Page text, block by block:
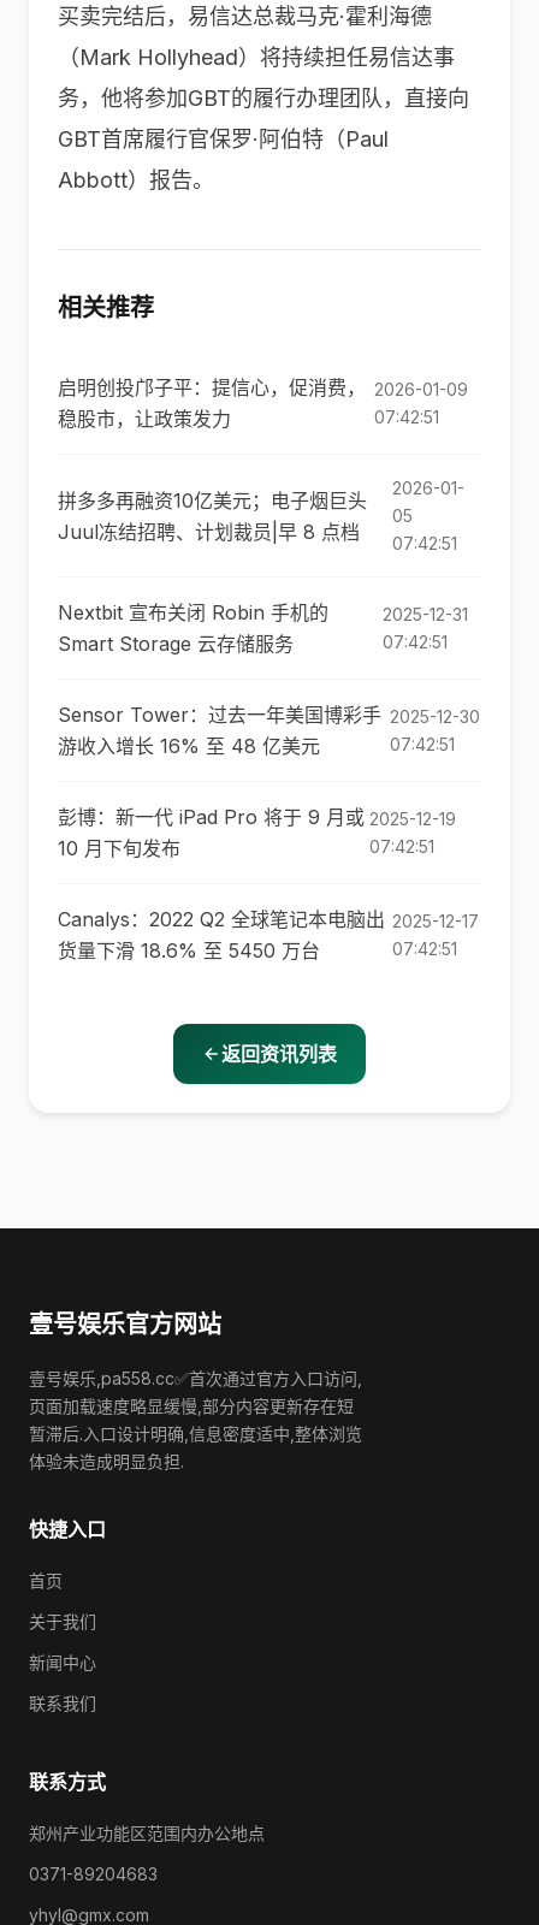
买卖完结后，易信达总裁马克·霍利海德
（Mark Hollyhead）将持续担任易信达事
务，他将参加GBT的履行办理团队，直接向
GBT首席履行官保罗·阿伯特（Paul
Abbott）报告。
相关推荐
启明创投邝子平：提信心，促消费，
稳股市，让政策发力
2026-01-09
07:42:51
拼多多再融资10亿美元；电子烟巨头
Juul冻结招聘、计划裁员|早 8 点档
2026-01-
05
07:42:51
Nextbit 宣布关闭 Robin 手机的
Smart Storage 云存储服务
2025-12-31
07:42:51
Sensor Tower：过去一年美国博彩手
游收入增长 16% 至 48 亿美元
2025-12-30
07:42:51
彭博：新一代 iPad Pro 将于 9 月或
10 月下旬发布
2025-12-19
07:42:51
Canalys：2022 Q2 全球笔记本电脑出
货量下滑 18.6% 至 5450 万台
2025-12-17
07:42:51
返回资讯列表
壹号娱乐官方网站
壹号娱乐,pa558.cc✅首次通过官方入口访问,
页面加载速度略显缓慢,部分内容更新存在短
暂滞后.入口设计明确,信息密度适中,整体浏览
体验未造成明显负担.
快捷入口
首页
关于我们
新闻中心
联系我们
联系方式
郑州产业功能区范围内办公地点
0371-89204683
yhyl@gmx.com